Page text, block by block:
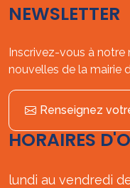
NEWSLETTER
Inscrivez-vous à notre
nouvelles de la mairie
Renseignez
HORAIRES
lundi au vendredi